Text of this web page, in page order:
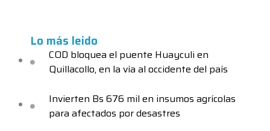
Lo más leido
COD bloquea el puente Huayculi en
Quillacollo, en la vía al occidente del país
Invierten Bs 676 mil en insumos agrícolas
para afectados por desastres